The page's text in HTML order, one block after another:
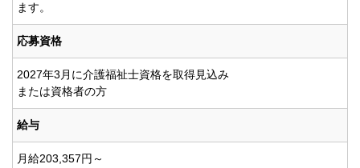
ます。
応募資格
2027年3月に介護福祉士資格を取得見込み
または資格者の方
給与
月給203,357円～